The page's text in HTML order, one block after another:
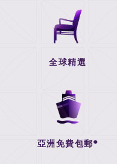
全球精選
亞洲免費包郵*